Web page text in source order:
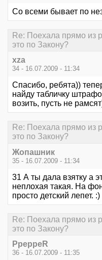
Со всеми бывает по
Re: Поехала прямо из
это по Закону?
xza
34 - 16.07.2009 - 11:34
Спасибо, ребята))
найду табличку
возить, пусть не
Re: Поехала прямо из
это по Закону?
Жопашник
35 - 16.07.2009 - 11:34
31 А ты дала взятку а
неплохая такая. На
просто детский лепет. :)
Re: Поехала прямо из
это по Закону?
PpeppeR
36 - 16.07.2009 - 11:35